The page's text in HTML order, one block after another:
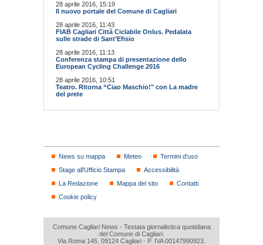
28 aprile 2016, 15:19
Il nuovo portale del Comune di Cagliari
28 aprile 2016, 11:43
FIAB Cagliari Città Ciclabile Onlus. Pedalata
sulle strade di Sant’Efisio
28 aprile 2016, 11:13
Conferenza stampa di presentazione dello
European Cycling Challenge 2016
28 aprile 2016, 10:51
Teatro. Ritorna “Ciao Maschio!" con La madre
del prete
News su mappa Meteo
Termini d'uso
Stage all'Ufficio Stampa
Accessibilità
La Redazione
Mappa del sito
Contatti
Cookie policy
Comune Cagliari News - Testata giornalistica quotidiana
del Comune di Cagliari.
Via Roma 145, 09124 Cagliari - P. IVA 00147990923.